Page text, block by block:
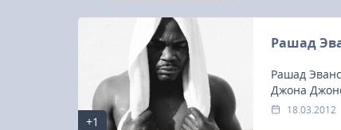
+1
Рашад
Рашад
Джона
выступит
18.03.2012